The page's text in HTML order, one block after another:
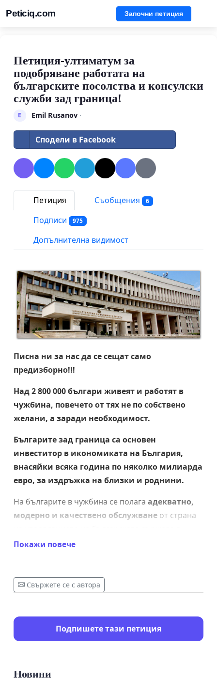
Peticiq.com Започни петиция
Петиция-ултиматум за
подобряване работата на
българските посолства и консулски
служби зад граница!
E Emil Rusanov·
Сподели в Facebook
Петиция Съобщения 6
Подписи 975
Допълнителна видимост
Писна ни за нас да се сещат само
предизборно!!!
Над 2 800 000 българи живеят и работят в
чужбина, повечето от тях не по собствено
желани, а заради необходимост.
Българите зад граница са основен
инвеститор в икономиката на България,
внасяйки всяка година по няколко милиарда
евро, за издръжка на близки и роднини.
На българите в чужбина се полага адекватно,
модерно и качествено обслужване от страна
съответните консулски служби и посолства по
Тази петиция-ултиматум предоставя
ИЗИСКВАНИЯТА на подписалите се под нея
Да се сведе до минимум необходимостта от
физическо присъствие за всички възможни
професионално обучени оператори
Покажи повече
Свържете се с автора
Подпишете тази петиция
Новини